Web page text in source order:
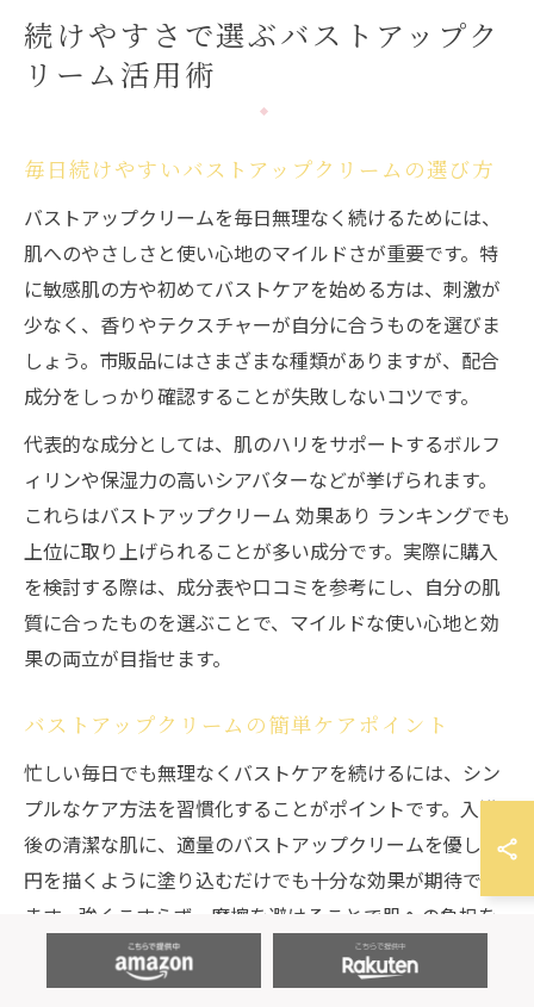
続けやすさで選ぶバストアップク
リーム活用術
毎日続けやすいバストアップクリームの選び方
バストアップクリームを毎日無理なく続けるためには、
肌へのやさしさと使い心地のマイルドさが重要です。特
に敏感肌の方や初めてバストケアを始める方は、刺激が
少なく、香りやテクスチャーが自分に合うものを選びま
しょう。市販品にはさまざまな種類がありますが、配合
成分をしっかり確認することが失敗しないコツです。
代表的な成分としては、肌のハリをサポートするボルフ
ィリンや保湿力の高いシアバターなどが挙げられます。
これらはバストアップクリーム 効果あり ランキングでも
上位に取り上げられることが多い成分です。実際に購入
を検討する際は、成分表や口コミを参考にし、自分の肌
質に合ったものを選ぶことで、マイルドな使い心地と効
果の両立が目指せます。
バストアップクリームの簡単ケアポイント
忙しい毎日でも無理なくバストケアを続けるには、シン
プルなケア方法を習慣化することがポイントです。入浴
後の清潔な肌に、適量のバストアップクリームを優しく
円を描くように塗り込むだけでも十分な効果が期待でき
ます。強くこすらず、摩擦を避けることで肌への負担を
減らせます。